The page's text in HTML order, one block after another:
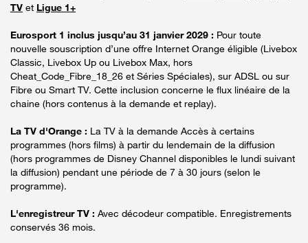
TV et Ligue 1+
Eurosport 1 inclus jusqu’au 31 janvier 2029 : Pour toute
nouvelle souscription d’une offre Internet Orange éligible (Livebox
Classic, Livebox Up ou Livebox Max, hors
Cheat_Code_Fibre_18_26 et Séries Spéciales), sur ADSL ou sur
Fibre ou Smart TV. Cette inclusion concerne le flux linéaire de la
chaine (hors contenus à la demande et replay).
La TV d'Orange : La TV à la demande Accès à certains
programmes (hors films) à partir du lendemain de la diffusion
(hors programmes de Disney Channel disponibles le lundi suivant
la diffusion) pendant une période de 7 à 30 jours (selon le
programme).
L'enregistreur TV : Avec décodeur compatible. Enregistrements
conservés 36 mois.